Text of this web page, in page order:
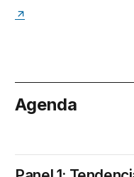
Agenda